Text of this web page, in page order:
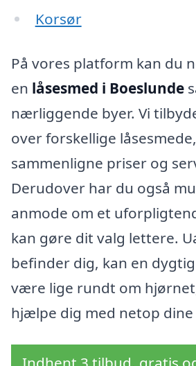
Korsør
På vores platform kan du
en låsesmed i Boeslunde
nærliggende byer. Vi
over forskellige
sammenligne priser og
Derudover har du også
anmode om et
kan gøre dit valg lettere.
befinder dig, kan en
være lige rundt om
hjælpe dig med netop dine